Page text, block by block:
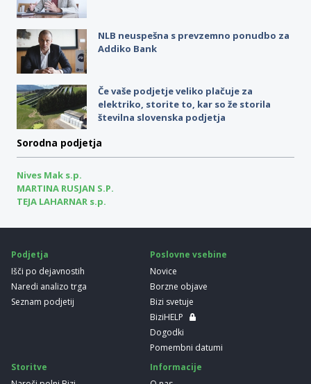
NLB neuspešna s prevzemno ponudbo za
Addiko Bank
Če vaše podjetje veliko plačuje za
elektriko, storite to, kar so že storila
številna slovenska podjetja
Sorodna podjetja
Nives Mak s.p.
MARTINA RUSJAN S.P.
TEJA LAHARNAR s.p.
Podjetja
Išči po dejavnostih
Naredi analizo trga
Seznam podjetij
Poslovne vsebine
Novice
Borzne objave
Bizi svetuje
BiziHELP
Dogodki
Pomembni datumi
Storitve
Informacije